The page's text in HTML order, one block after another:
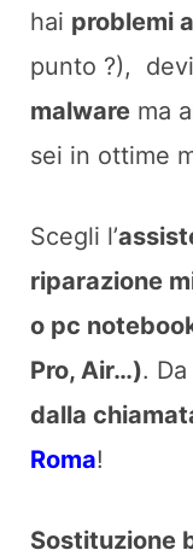
hai problemi
punto ?), devi
malware ma
sei in ottime
Scegli l’
riparazione
o pc
Pro, Air…).
dalla
Roma!
Sostituzione